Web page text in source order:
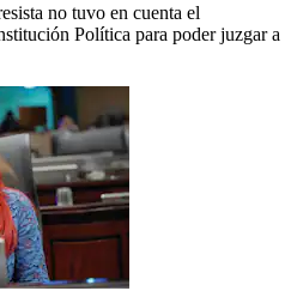
no tuvo en cuenta el
Política para poder juzgar a